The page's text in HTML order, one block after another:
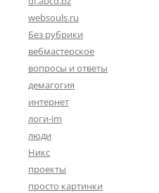
websouls.ru
Без рубрики
вебмастерское
вопросы и ответы
демагогия
интернет
логи-im
люди
Никс
проекты
просто картинки